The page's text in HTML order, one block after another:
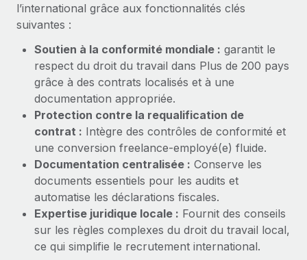
matière de conformité
Achetez et suivez vos équipements informatiques
dans le monde entier
Création d’entité
Établissez des entités rapidement et en toute
conformité
Mobilité et déménagement international
Organisez facilement le déménagement de vos
employés
Avantages sociaux
Gérez facilement les avantages sociaux
EOR et PEO
Taxes
Explorer le blog
Mises à jour des produits de Remote :
Intégrations Gusto et Xero et Gestion des
freelances Plus
Remote a toujours pour mission d'aider les entreprises de
toute taille à embaucher, gérer et payer...
l’international grâce aux fonctionnalités clés
suivantes :
Soutien à la conformité mondiale : garantit le
respect du droit du travail dans Plus de 200 pays
grâce à des contrats localisés et à une
documentation appropriée.
Protection contre la requalification de
contrat : Intègre des contrôles de conformité et
une conversion freelance‑employé(e) fluide.
Documentation centralisée : Conserve les
documents essentiels pour les audits et
automatise les déclarations fiscales.
Expertise juridique locale : Fournit des conseils
sur les règles complexes du droit du travail local,
ce qui simplifie le recrutement international.